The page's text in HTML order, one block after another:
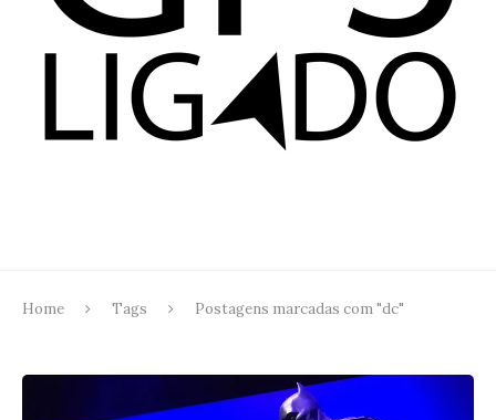
Home Tags Postagens marcadas com "dc"